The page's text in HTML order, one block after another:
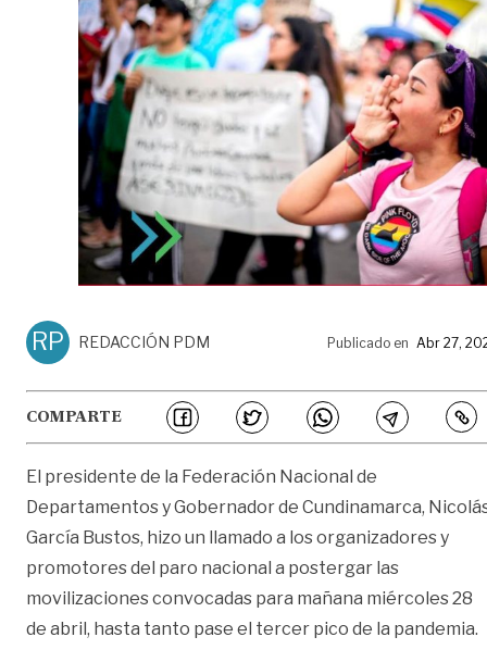
RP REDACCIÓN PDM Publicado en Abr 27,
COMPARTE
El presidente de la Federación Nacional de
Departamentos y Gobernador de Cundinamarca,
García Bustos, hizo un llamado a los organizadores y
promotores del paro nacional a postergar las
movilizaciones convocadas para mañana miércoles 28
de abril, hasta tanto pase el tercer pico de la pandemia.